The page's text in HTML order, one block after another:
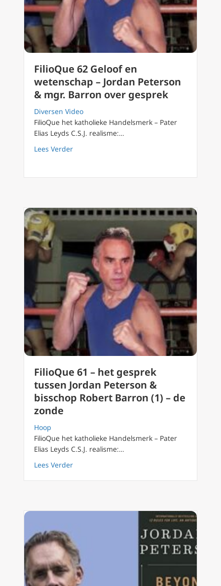
FilioQue 62 Geloof en
wetenschap – Jordan Peterson
& mgr. Barron over gesprek
Diversen Video
FilioQue het katholieke Handelsmerk – Pater
Elias Leyds C.S.J. realisme:…
Lees Verderabout FilioQue 62 Geloof en wetenschap –
FilioQue 61 – het gesprek
tussen Jordan Peterson &
bisschop Robert Barron (1) – de
zonde
Hoop
FilioQue het katholieke Handelsmerk – Pater
Elias Leyds C.S.J. realisme:…
Lees Verderabout FilioQue 61 – het gesprek tussen